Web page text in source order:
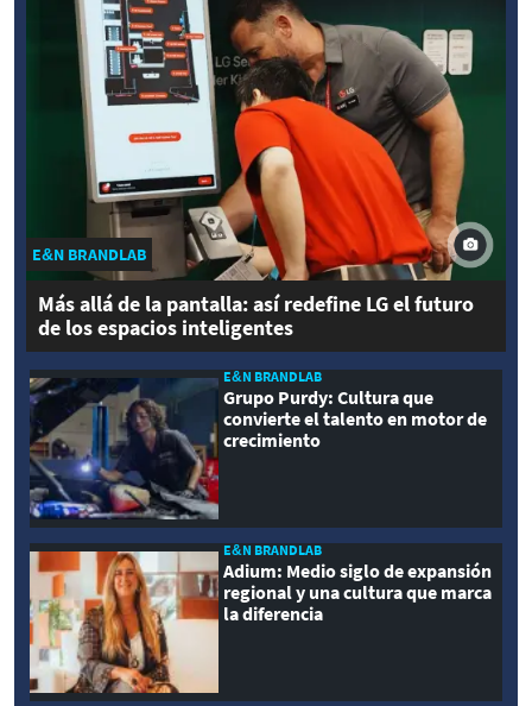
E&N BRANDLAB
Más allá de la pantalla: así redefine LG el futuro
de los espacios inteligentes
E&N BRANDLAB
Grupo Purdy: Cultura que
convierte el talento en motor de
crecimiento
E&N BRANDLAB
Adium: Medio siglo de expansión
regional y una cultura que marca
la diferencia